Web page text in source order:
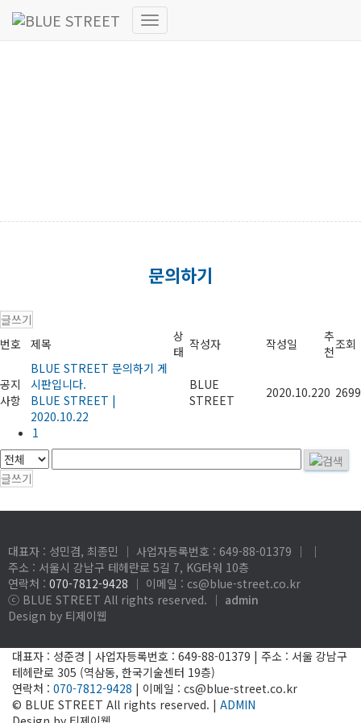
내
문의하기
글쓰기
번호 제목
상
태 작성자 작성일
추
천조회
공지
사항
BLUE STREET 문의하기 게
시판입니다.
BLUE STREET |
2020.10.22
BLUE
STREET
2020.10.220 2699
1
글쓰기
대표자 : 성민겸, 최종민 │ 사업자등록번호 : 649-88-01379 │
│
주소 : 서울시 강남구 테헤란로 5길 7, KG타워 10층
연락처 : 070-7812-9428 │ 이메일 : cs@blue-street.co.kr
ⓒ BLUE STREET All rights reserved. │ admin
Design by 티제이웹
대표자 : 성준경 | 사업자등록번호 : 649-88-01379 | 주소 : 서울 강남구
테헤란로 305 (역삼동, 한국기술센터 19층)
연락처 : 070-7812-9428 | 이메일 : cs@blue-street.co.kr
© BLUE STREET All rights reserved. | ADMIN